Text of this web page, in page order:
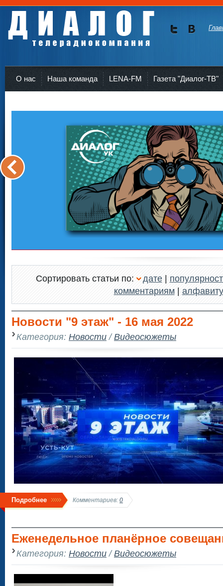
О нас Наша команда LENA-FM Газета "Диалог-ТВ"
Сортировать статьи по: дате|
комментариям| алфавиту
Новости "9 этаж" - 16 мая 2022
Категория: Новости/Видеосюжеты
Подробнее Комментариев: 0
Еженедельное планёрное
Категория: Новости/Видеосюжеты